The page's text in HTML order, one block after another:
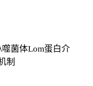
菌体Lom蛋白介
制